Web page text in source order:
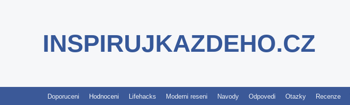
INSPIRUJKAZDEHO.CZ
Doporuceni Hodnoceni Lifehacks Moderni reseni Navody Odpovedi Otazky Recenze